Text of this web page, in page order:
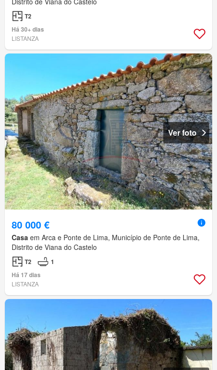
T2
Há 30+ dias
LISTANZA
Ver foto
80 000 €
Casa em Arca e Ponte de Lima, Município de Ponte de Lima,
Distrito de Viana do Castelo
T2
1
Há 17 dias
LISTANZA